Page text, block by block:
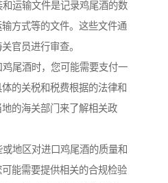
运输文件是记录鸡尾酒的数
方式等的文件。这些文件通
官员进行审查。
尾酒时，您可能需要支付一
的关税和税费根据的法律和
的海关部门来了解相关政
地区对进口鸡尾酒的质量和
能需要提供相关的合规检验